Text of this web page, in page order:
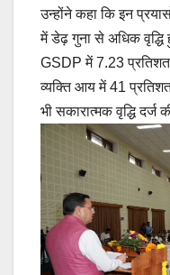
उन्होंने कहा कि इन
में डेढ़ गुना से अधिक वृद्धि
GSDP में 7.23 प्रतिशत
व्यक्ति आय में 41 प्रतिशत
भी सकारात्मक वृद्धि दर्ज